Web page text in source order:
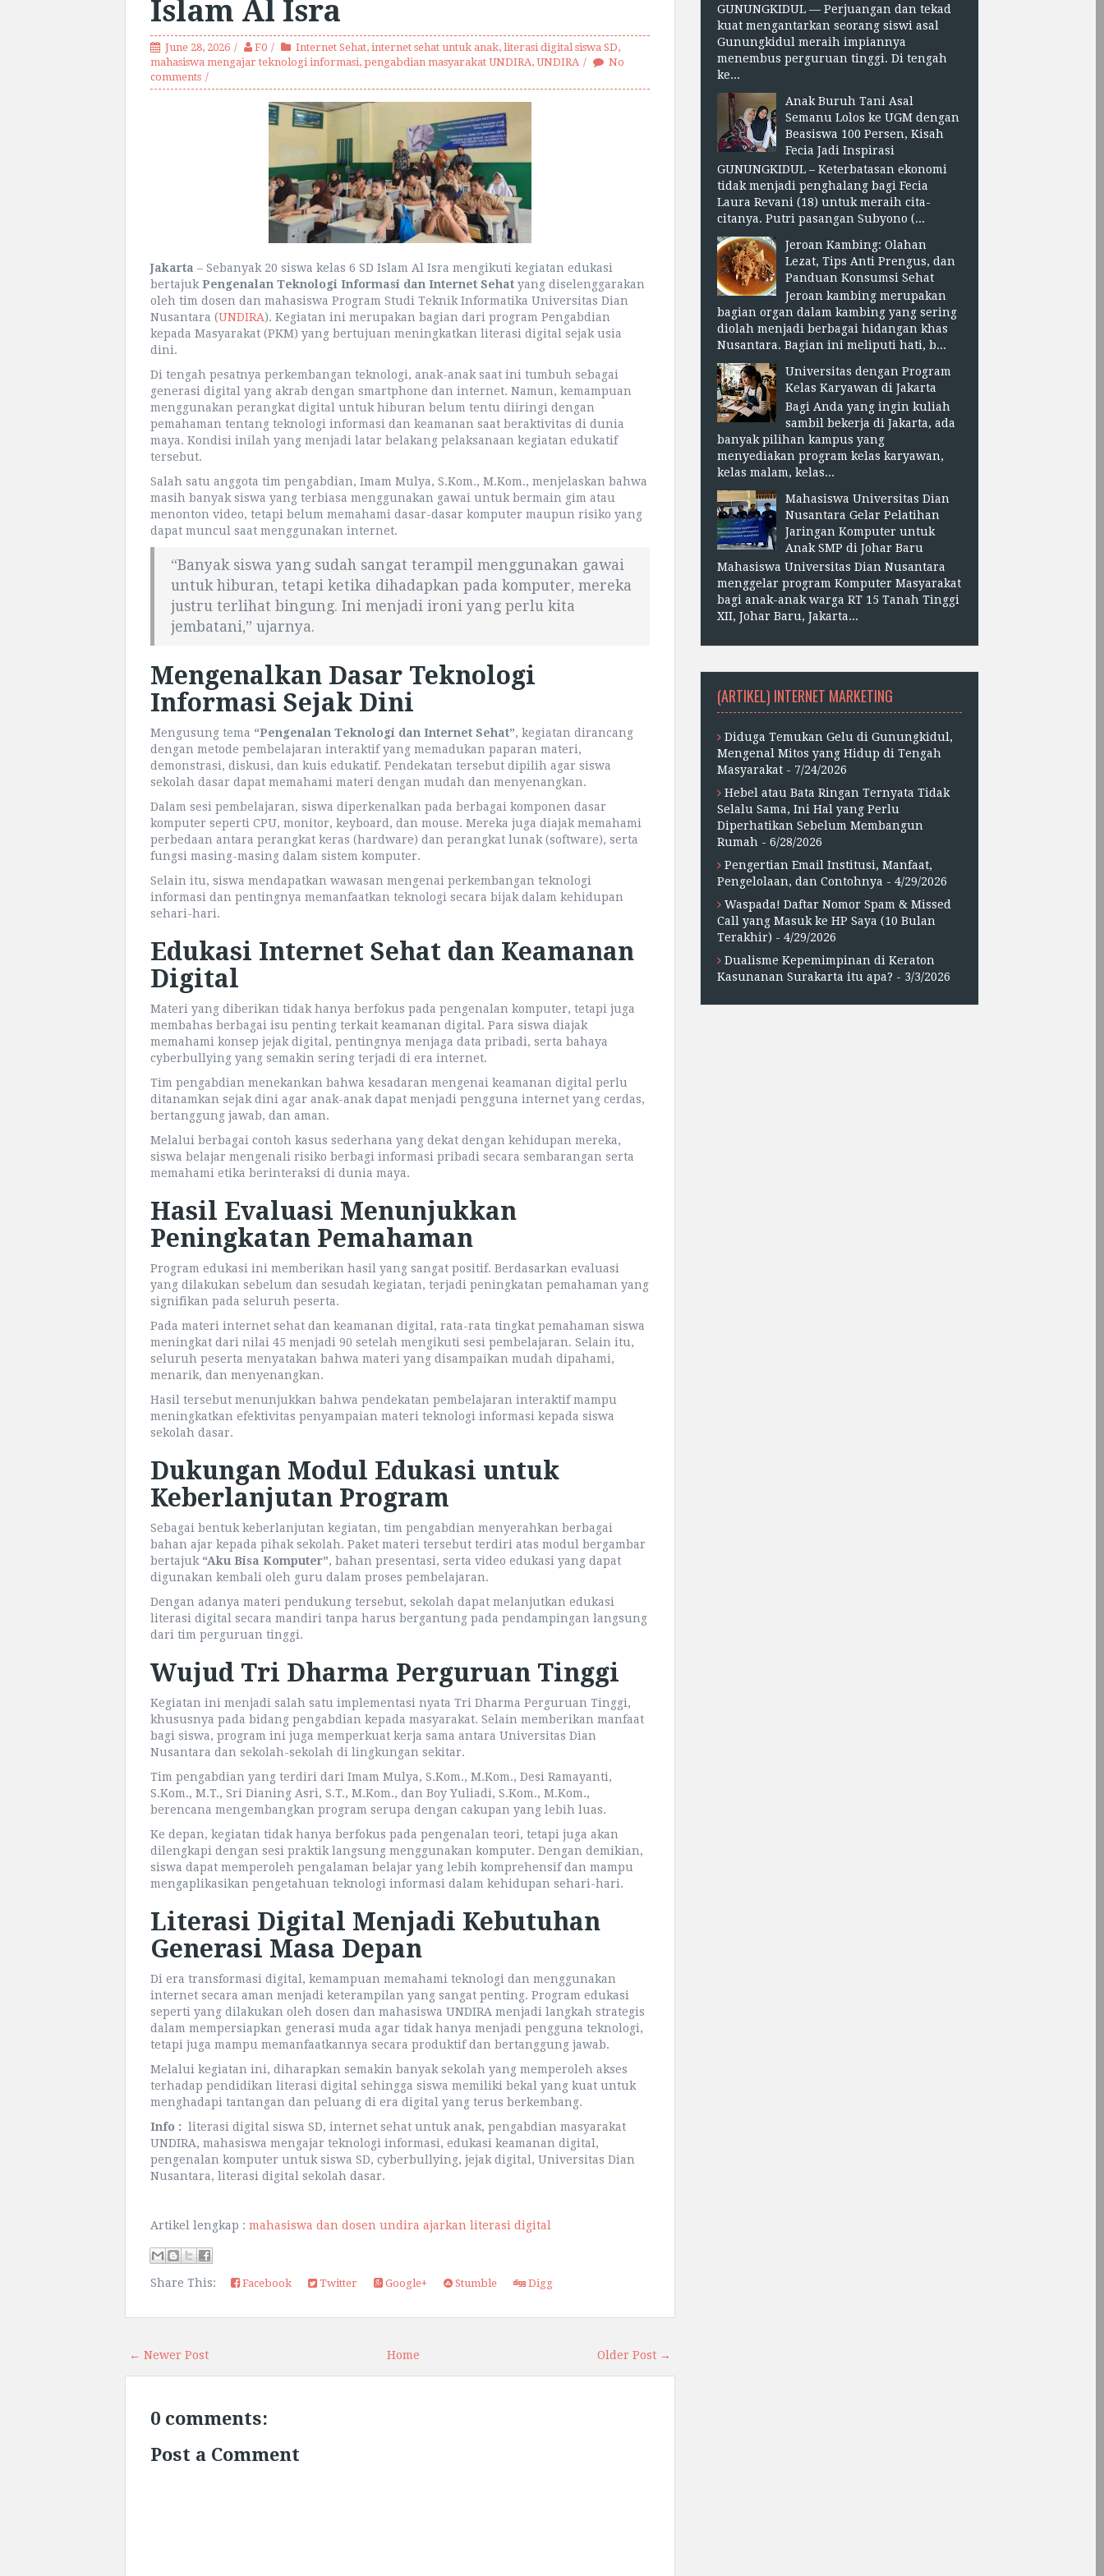
Islam Al Isra
June 28, 2026 F0 Internet Sehat, internet sehat untuk anak, literasi digital siswa SD,
mahasiswa mengajar teknologi informasi, pengabdian masyarakat UNDIRA, UNDIRA
No
comments
Jakarta – Sebanyak 20 siswa kelas 6 SD Islam Al Isra mengikuti kegiatan edukasi
bertajuk Pengenalan Teknologi Informasi dan Internet Sehat yang diselenggarakan
oleh tim dosen dan mahasiswa Program Studi Teknik Informatika Universitas Dian
Nusantara (UNDIRA). Kegiatan ini merupakan bagian dari program Pengabdian
kepada Masyarakat (PKM) yang bertujuan meningkatkan literasi digital sejak usia
dini.
Di tengah pesatnya perkembangan teknologi, anak-anak saat ini tumbuh sebagai
generasi digital yang akrab dengan smartphone dan internet. Namun, kemampuan
menggunakan perangkat digital untuk hiburan belum tentu diiringi dengan
pemahaman tentang teknologi informasi dan keamanan saat beraktivitas di dunia
maya. Kondisi inilah yang menjadi latar belakang pelaksanaan kegiatan edukatif
tersebut.
Salah satu anggota tim pengabdian, Imam Mulya, S.Kom., M.Kom., menjelaskan bahwa
masih banyak siswa yang terbiasa menggunakan gawai untuk bermain gim atau
menonton video, tetapi belum memahami dasar-dasar komputer maupun risiko yang
dapat muncul saat menggunakan internet.
“Banyak siswa yang sudah sangat terampil menggunakan gawai
untuk hiburan, tetapi ketika dihadapkan pada komputer, mereka
justru terlihat bingung. Ini menjadi ironi yang perlu kita
jembatani,” ujarnya.
Mengenalkan Dasar Teknologi
Informasi Sejak Dini
Mengusung tema “Pengenalan Teknologi dan Internet Sehat”, kegiatan dirancang
dengan metode pembelajaran interaktif yang memadukan paparan materi,
demonstrasi, diskusi, dan kuis edukatif. Pendekatan tersebut dipilih agar siswa
sekolah dasar dapat memahami materi dengan mudah dan menyenangkan.
Dalam sesi pembelajaran, siswa diperkenalkan pada berbagai komponen dasar
komputer seperti CPU, monitor, keyboard, dan mouse. Mereka juga diajak memahami
perbedaan antara perangkat keras (hardware) dan perangkat lunak (software), serta
fungsi masing-masing dalam sistem komputer.
Selain itu, siswa mendapatkan wawasan mengenai perkembangan teknologi
informasi dan pentingnya memanfaatkan teknologi secara bijak dalam kehidupan
sehari-hari.
Edukasi Internet Sehat dan Keamanan
Digital
Materi yang diberikan tidak hanya berfokus pada pengenalan komputer, tetapi juga
membahas berbagai isu penting terkait keamanan digital. Para siswa diajak
memahami konsep jejak digital, pentingnya menjaga data pribadi, serta bahaya
cyberbullying yang semakin sering terjadi di era internet.
Tim pengabdian menekankan bahwa kesadaran mengenai keamanan digital perlu
ditanamkan sejak dini agar anak-anak dapat menjadi pengguna internet yang cerdas,
bertanggung jawab, dan aman.
Melalui berbagai contoh kasus sederhana yang dekat dengan kehidupan mereka,
siswa belajar mengenali risiko berbagi informasi pribadi secara sembarangan serta
memahami etika berinteraksi di dunia maya.
Hasil Evaluasi Menunjukkan
Peningkatan Pemahaman
Program edukasi ini memberikan hasil yang sangat positif. Berdasarkan evaluasi
yang dilakukan sebelum dan sesudah kegiatan, terjadi peningkatan pemahaman yang
signifikan pada seluruh peserta.
Pada materi internet sehat dan keamanan digital, rata-rata tingkat pemahaman siswa
meningkat dari nilai 45 menjadi 90 setelah mengikuti sesi pembelajaran. Selain itu,
seluruh peserta menyatakan bahwa materi yang disampaikan mudah dipahami,
menarik, dan menyenangkan.
Hasil tersebut menunjukkan bahwa pendekatan pembelajaran interaktif mampu
meningkatkan efektivitas penyampaian materi teknologi informasi kepada siswa
sekolah dasar.
Dukungan Modul Edukasi untuk
Keberlanjutan Program
Sebagai bentuk keberlanjutan kegiatan, tim pengabdian menyerahkan berbagai
bahan ajar kepada pihak sekolah. Paket materi tersebut terdiri atas modul bergambar
bertajuk “Aku Bisa Komputer”, bahan presentasi, serta video edukasi yang dapat
digunakan kembali oleh guru dalam proses pembelajaran.
Dengan adanya materi pendukung tersebut, sekolah dapat melanjutkan edukasi
literasi digital secara mandiri tanpa harus bergantung pada pendampingan langsung
dari tim perguruan tinggi.
Wujud Tri Dharma Perguruan Tinggi
Kegiatan ini menjadi salah satu implementasi nyata Tri Dharma Perguruan Tinggi,
khususnya pada bidang pengabdian kepada masyarakat. Selain memberikan manfaat
bagi siswa, program ini juga memperkuat kerja sama antara Universitas Dian
Nusantara dan sekolah-sekolah di lingkungan sekitar.
Tim pengabdian yang terdiri dari Imam Mulya, S.Kom., M.Kom., Desi Ramayanti,
S.Kom., M.T., Sri Dianing Asri, S.T., M.Kom., dan Boy Yuliadi, S.Kom., M.Kom.,
berencana mengembangkan program serupa dengan cakupan yang lebih luas.
Ke depan, kegiatan tidak hanya berfokus pada pengenalan teori, tetapi juga akan
dilengkapi dengan sesi praktik langsung menggunakan komputer. Dengan demikian,
siswa dapat memperoleh pengalaman belajar yang lebih komprehensif dan mampu
mengaplikasikan pengetahuan teknologi informasi dalam kehidupan sehari-hari.
Literasi Digital Menjadi Kebutuhan
Generasi Masa Depan
Di era transformasi digital, kemampuan memahami teknologi dan menggunakan
internet secara aman menjadi keterampilan yang sangat penting. Program edukasi
seperti yang dilakukan oleh dosen dan mahasiswa UNDIRA menjadi langkah strategis
dalam mempersiapkan generasi muda agar tidak hanya menjadi pengguna teknologi,
tetapi juga mampu memanfaatkannya secara produktif dan bertanggung jawab.
Melalui kegiatan ini, diharapkan semakin banyak sekolah yang memperoleh akses
terhadap pendidikan literasi digital sehingga siswa memiliki bekal yang kuat untuk
menghadapi tantangan dan peluang di era digital yang terus berkembang.
Info : literasi digital siswa SD, internet sehat untuk anak, pengabdian masyarakat
UNDIRA, mahasiswa mengajar teknologi informasi, edukasi keamanan digital,
pengenalan komputer untuk siswa SD, cyberbullying, jejak digital, Universitas Dian
Nusantara, literasi digital sekolah dasar.
Artikel lengkap : mahasiswa dan dosen undira ajarkan literasi digital
Share This: Facebook Twitter Google+ Stumble Digg
← Newer Post Older Post →
Home
0 comments:
Post a Comment
GUNUNGKIDUL — Perjuangan dan tekad
kuat mengantarkan seorang siswi asal
Gunungkidul meraih impiannya
menembus perguruan tinggi. Di tengah
ke...
Anak Buruh Tani Asal
Semanu Lolos ke UGM dengan
Beasiswa 100 Persen, Kisah
Fecia Jadi Inspirasi
GUNUNGKIDUL – Keterbatasan ekonomi
tidak menjadi penghalang bagi Fecia
Laura Revani (18) untuk meraih cita-
citanya. Putri pasangan Subyono (...
Jeroan Kambing: Olahan
Lezat, Tips Anti Prengus, dan
Panduan Konsumsi Sehat
Jeroan kambing merupakan
bagian organ dalam kambing yang sering
diolah menjadi berbagai hidangan khas
Nusantara. Bagian ini meliputi hati, b...
Universitas dengan Program
Kelas Karyawan di Jakarta
Bagi Anda yang ingin kuliah
sambil bekerja di Jakarta, ada
banyak pilihan kampus yang
menyediakan program kelas karyawan,
kelas malam, kelas...
Mahasiswa Universitas Dian
Nusantara Gelar Pelatihan
Jaringan Komputer untuk
Anak SMP di Johar Baru
Mahasiswa Universitas Dian Nusantara
menggelar program Komputer Masyarakat
bagi anak-anak warga RT 15 Tanah Tinggi
XII, Johar Baru, Jakarta...
(ARTIKEL) INTERNET MARKETING
Diduga Temukan Gelu di Gunungkidul,
Mengenal Mitos yang Hidup di Tengah
Masyarakat - 7/24/2026
Hebel atau Bata Ringan Ternyata Tidak
Selalu Sama, Ini Hal yang Perlu
Diperhatikan Sebelum Membangun
Rumah - 6/28/2026
Pengertian Email Institusi, Manfaat,
Pengelolaan, dan Contohnya - 4/29/2026
Waspada! Daftar Nomor Spam & Missed
Call yang Masuk ke HP Saya (10 Bulan
Terakhir) - 4/29/2026
Dualisme Kepemimpinan di Keraton
Kasunanan Surakarta itu apa? - 3/3/2026